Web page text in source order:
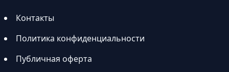
Контакты
Политика конфиденциальности
Публичная оферта